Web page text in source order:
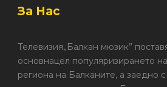
За Нас
Телевизия„Балкан мюзик”
основнацел популяризирането
региона на Балканите, а заедно